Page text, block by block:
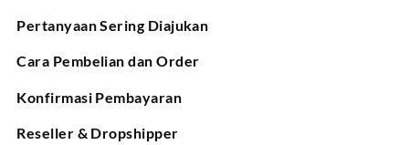
Pertanyaan Sering Diajukan
Cara Pembelian dan Order
Konfirmasi Pembayaran
Reseller & Dropshipper